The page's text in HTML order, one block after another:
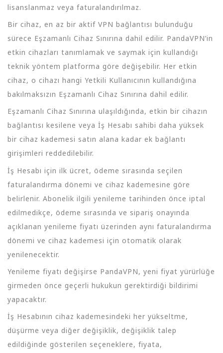
lisanslanmaz veya faturalandırılmaz.
Bir cihaz, en az bir aktif VPN bağlantısı bulunduğu
sürece Eşzamanlı Cihaz Sınırına dahil edilir. PandaVPN’in
etkin cihazları tanımlamak ve saymak için kullandığı
teknik yöntem platforma göre değişebilir. Her etkin
cihaz, o cihazı hangi Yetkili Kullanıcının kullandığına
bakılmaksızın Eşzamanlı Cihaz Sınırına dahil edilir.
Eşzamanlı Cihaz Sınırına ulaşıldığında, etkin bir cihazın
bağlantısı kesilene veya İş Hesabı sahibi daha yüksek
bir cihaz kademesi satın alana kadar ek bağlantı
girişimleri reddedilebilir.
İş Hesabı için ilk ücret, ödeme sırasında seçilen
faturalandırma dönemi ve cihaz kademesine göre
belirlenir. Abonelik ilgili yenileme tarihinden önce iptal
edilmedikçe, ödeme sırasında ve sipariş onayında
açıklanan yenileme fiyatı üzerinden aynı faturalandırma
dönemi ve cihaz kademesi için otomatik olarak
yenilenecektir.
Yenileme fiyatı değişirse PandaVPN, yeni fiyat yürürlüğe
girmeden önce geçerli hukukun gerektirdiği bildirimi
yapacaktır.
İş Hesabının cihaz kademesindeki her yükseltme,
düşürme veya diğer değişiklik, değişiklik talep
edildiğinde gösterilen seçeneklere, fiyata,